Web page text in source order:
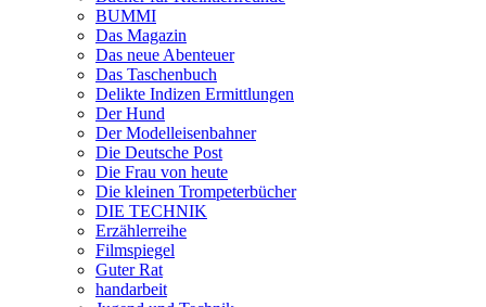
BUMMI
Das Magazin
Das neue Abenteuer
Das Taschenbuch
Delikte Indizen Ermittlungen
Der Hund
Der Modelleisenbahner
Die Deutsche Post
Die Frau von heute
Die kleinen Trompeterbücher
DIE TECHNIK
Erzählerreihe
Filmspiegel
Guter Rat
handarbeit